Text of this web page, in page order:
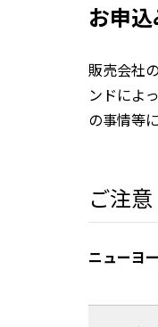
お申
販売会社
ンドによ
の事情等
ご注意
ニューヨ